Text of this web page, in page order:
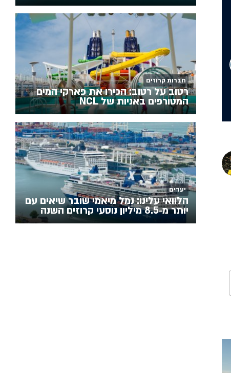
חברות קרוזים
רטוב על רטוב: הכירו את פארקי המים
המטורפים באניות של NCL
יעדים
הלוואי עלינו: נמל מיאמי שובר שיאים עם
יותר מ‑8.5 מיליון נוסעי קרוזים השנה